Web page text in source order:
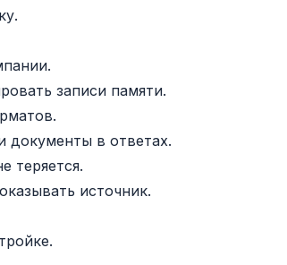
записи памяти.
документы в ответах.
теряется.
источник.